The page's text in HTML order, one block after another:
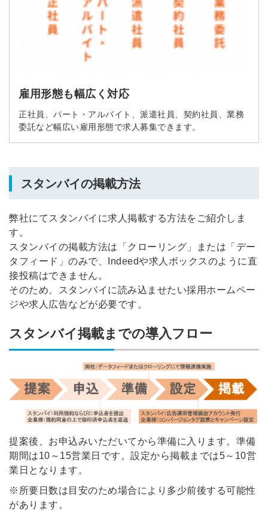
雇用形態も幅広く対応
正社員、パート・アルバイト、派遣社員、契約社員、業務
委託など幅広い雇用形態で求人募集できます。
スタンバイの掲載方法
弊社にてスタンバイに求人掲載する方法をご紹介しま
す。
スタンバイの掲載方法は「クローリング」または「デー
タフィード」のみで、Indeedや求人ボックスのように直
接投稿はできません。
そのため、スタンバイに読み込ませたい採用ホームペー
ジや求人広告などが必要です。
スタンバイ掲載までの導入フロー
提案後、お申込みいただいてから準備に入ります。準備
期間は10～15営業日です。設定から掲載までは5～10営
業日となります。
※所要日数は目安のため場合により多少前後する可能性
があります。